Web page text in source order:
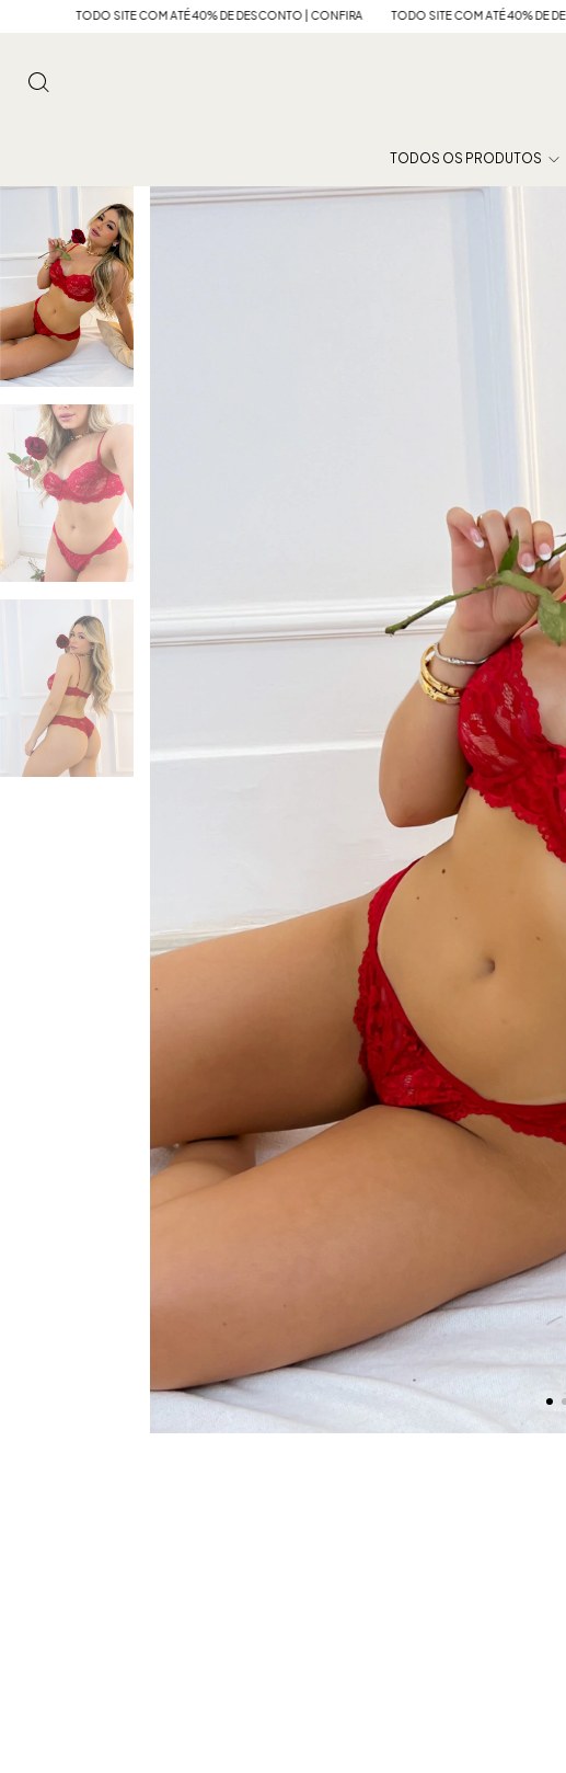
ATÉ 40% DE DESCONTO | CONFIRA TODO SITE COM ATÉ 40% DE DESCONTO | CONFIRA
TODOS OS PRODUTOS